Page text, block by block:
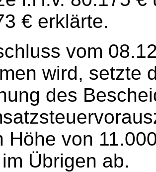
€ erklärte.
vom
wird, setzte
des
Höhe von
Übrigen ab.